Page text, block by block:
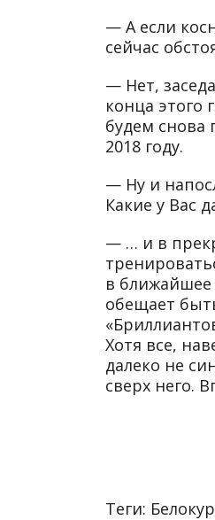
— А если
сейчас
— Нет,
конца этого
будем снова
2018 году.
— Ну и
Какие у Вас
— … и в
в ближайшее
обещает
Хотя все,
далеко не
сверх него.
Теги: